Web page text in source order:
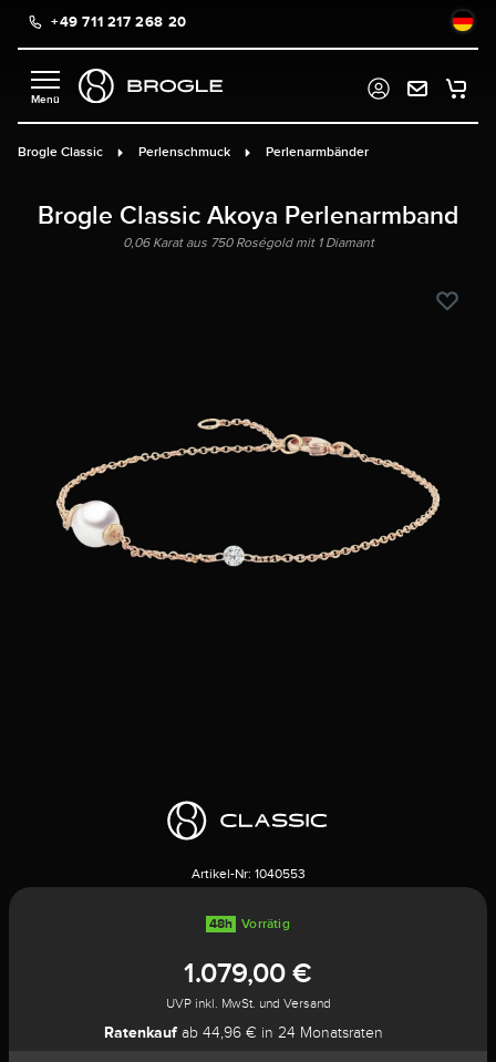
springen
+49 711 217 268 20
Brogle Classic Perlenschmuck Perlenarmbänder
Brogle Classic Akoya Perlenarmband
0,06 Karat aus 750 Roségold mit 1 Diamant
Artikel-Nr: 1040553
48h Vorrätig
1.079,00 €
UVP inkl. MwSt. und Versand
Ratenkauf ab 44,96 € in 24 Monatsraten